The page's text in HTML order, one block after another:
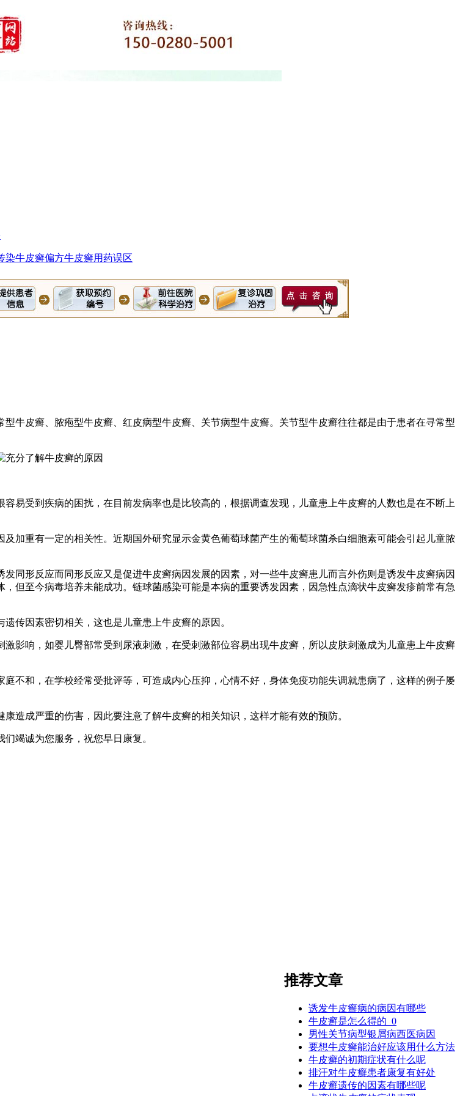
染牛皮癣偏方牛皮癣用药误区
皮癣、脓疱型牛皮癣、红皮病型牛皮癣、关节病型牛皮癣。关节型牛皮癣往往都是由于患者在寻常型
受到疾病的困扰，在目前发病率也是比较高的，根据调查发现，儿童患上牛皮癣的人数也是在不断上
重有一定的相关性。近期国外研究显示金黄色葡萄球菌产生的葡萄球菌杀白细胞素可能会引起儿童脓
形反应而同形反应又是促进牛皮癣病因发展的因素，对一些牛皮癣患儿而言外伤则是诱发牛皮癣病因
但至今病毒培养未能成功。链球菌感染可能是本病的重要诱发因素，因急性点滴状牛皮癣发疹前常有急
因素密切相关，这也是儿童患上牛皮癣的原因。
响，如婴儿臀部常受到尿液刺激，在受刺激部位容易出现牛皮癣，所以皮肤刺激成为儿童患上牛皮癣
和，在学校经常受批评等，可造成内心压抑，心情不好，身体免疫功能失调就患病了，这样的例子屡
成严重的伤害，因此要注意了解牛皮癣的相关知识，这样才能有效的预防。
竭诚为您服务，祝您早日康复。
推荐文章
诱发牛皮癣病的病因有哪些
牛皮癣是怎么得的_0
男性关节病型银屑病西医病因
要想牛皮癣能治好应该用什么方法
牛皮癣的初期症状有什么呢
排汗对牛皮癣患者康复有好处
牛皮癣遗传的因素有哪些呢